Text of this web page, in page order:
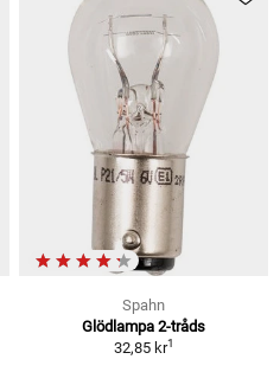
Spahn
Glödlampa 2-tråds
32,85 kr1